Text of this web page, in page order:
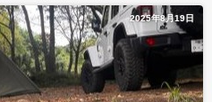
2025年8月19日